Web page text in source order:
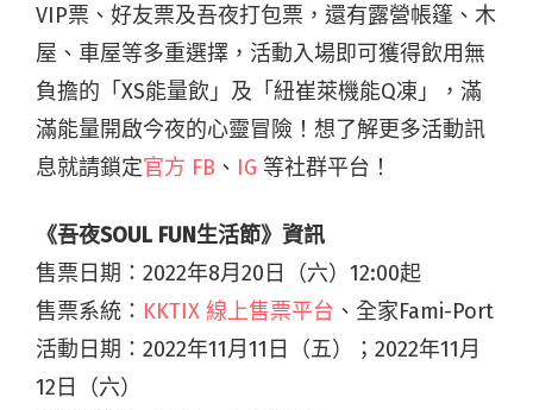
VIP票、好友票及吾夜打包票，還有露營帳篷、木
屋、車屋等多重選擇，活動入場即可獲得飲用無
負擔的「XS能量飲」及「紐崔萊機能Q凍」，滿
滿能量開啟今夜的心靈冒險！想了解更多活動訊
息就請鎖定官方 FB 、 IG 等社群平台！
《吾夜SOUL FUN生活節》資訊
售票日期：2022年8月20日（六）12:00起
售票系統： KKTIX 線上售票平台 、全家Fami-Port
活動日期：2022年11月11日（五）；2022年11月
12日（六）